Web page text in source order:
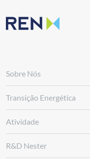
Sobre Nós
Transição Energética
Atividade
R&D Nester